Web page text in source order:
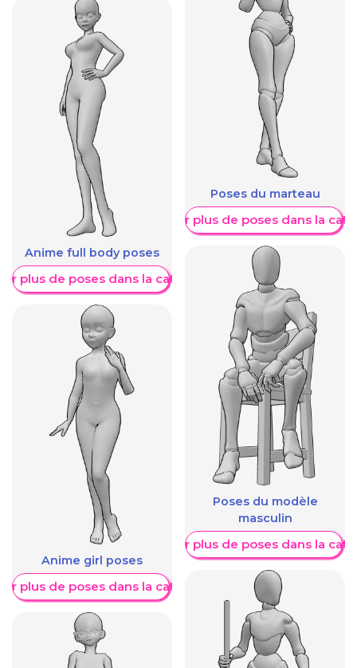
Anime full body poses
plus de poses dans la catégorie
Anime girl poses
plus de poses dans la catégorie
Poses du marteau
Afficher plus de poses dans la
Poses du modèle
masculin
Afficher plus de poses dans la